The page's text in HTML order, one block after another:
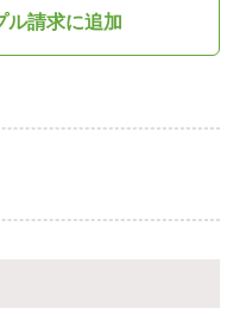
ル請求に追加